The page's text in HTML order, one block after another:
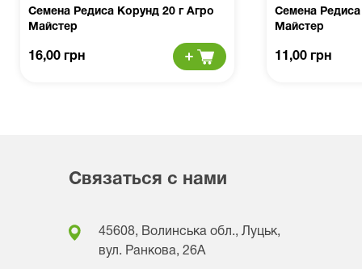
Семена Редиса Корунд 20 г Агро
Майстер
16,00 грн
Семена Редиса
Майстер
11,00 грн
Связаться с нами
45608, Волинська обл., Луцьк,
вул. Ранкова, 26A